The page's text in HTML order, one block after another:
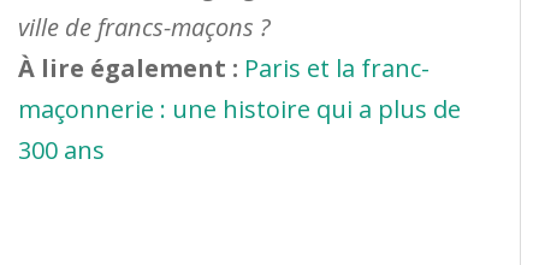
ville de francs-maçons ?
À lire également : Paris et la franc-
maçonnerie : une histoire qui a plus de
300 ans